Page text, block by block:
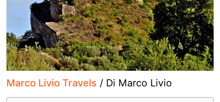
Marco Livio Travels / Di Marco Livio